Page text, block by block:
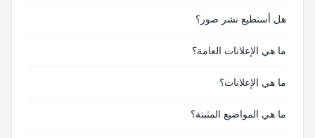
هل أستطيع نشر صور؟
ما هي الإعلانات العامة؟
ما هي الإعلانات؟
ما هي المواضيع المثبتة؟